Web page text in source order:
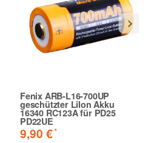
Fenix ARB-L16-700UP
geschützter LiIon Akku
16340 RC123A für PD25
PD22UE
9,90 €*